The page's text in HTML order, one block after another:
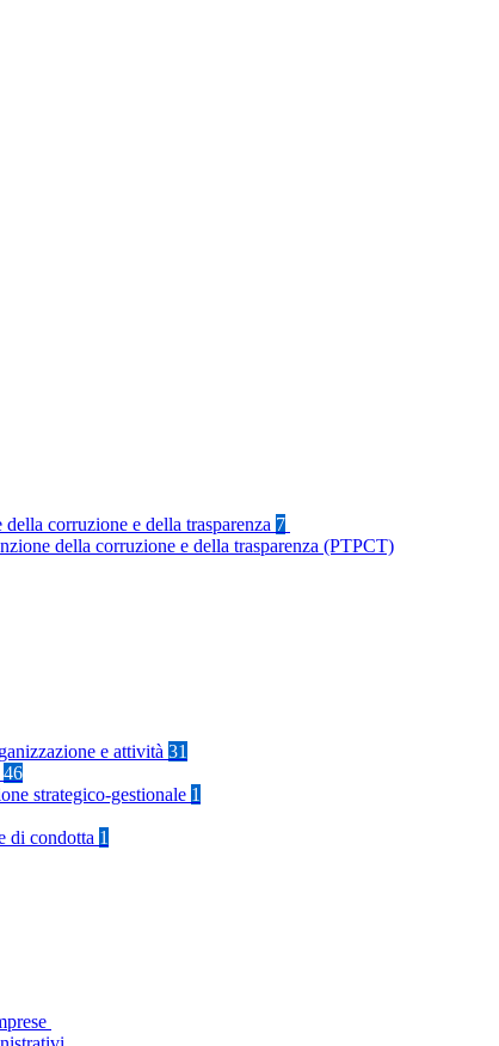
corruzione e della trasparenza 7
della corruzione e della trasparenza (PTPCT)
e attività 31
46
strategico-gestionale 1
di condotta 1